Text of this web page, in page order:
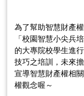
為了幫助智慧財產
「校園智慧小尖兵
的大專院校學生進
技巧之培訓，未來
宣導智慧財產權相
權觀念喔～